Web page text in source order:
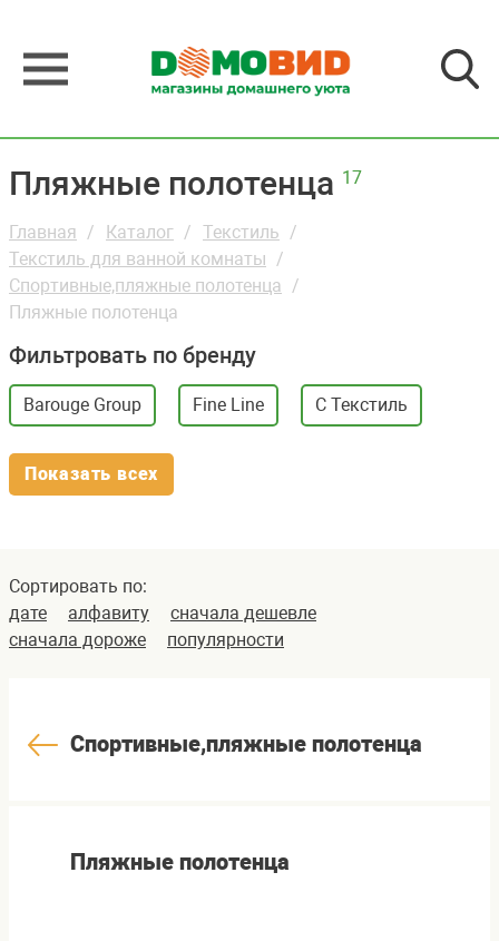
Пляжные полотенца 17
Главная Каталог
Текстиль
Текстиль для ванной комнаты
Спортивные,пляжные полотенца
Пляжные полотенца
Фильтровать по бренду
Barouge Group Fine Line С Текстиль
Показать всех
Сортировать по:
дате
алфавиту
сначала дешевле
сначала дороже
популярности
Спортивные,пляжные полотенца
Пляжные полотенца